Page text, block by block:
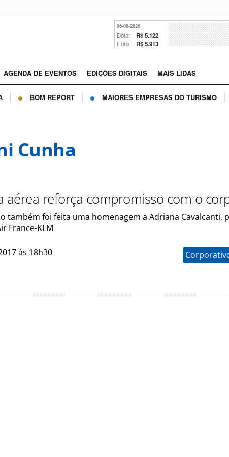
06-08-2026
Dólar R$ 5.122
Euro R$ 5.913
AGENDA DE EVENTOS EDIÇÕES DIGITAIS MAIS LIDAS
BOM REPORT MAIORES EMPRESAS DO TURISMO
Cunha
aérea reforça compromisso com o
também foi feita uma homenagem a Adriana Cavalcanti,
France-KLM
às 18h30